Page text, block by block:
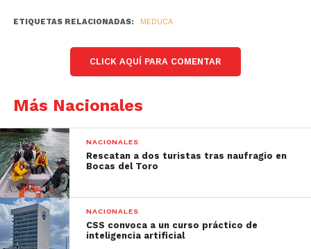
ETIQUETAS RELACIONADAS: MEDUCA
CLICK AQUÍ PARA COMENTAR
Más Nacionales
NACIONALES
Rescatan a dos turistas tras naufragio en
Bocas del Toro
NACIONALES
CSS convoca a un curso práctico de
inteligencia artificial